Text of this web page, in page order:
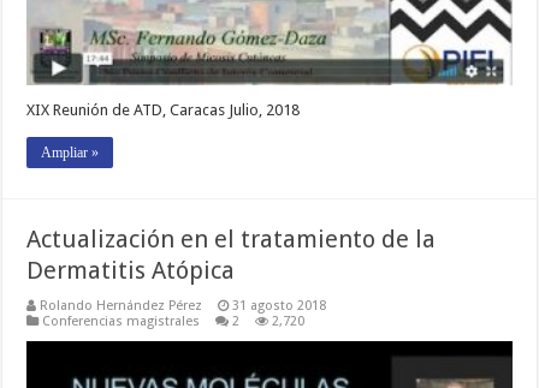
XIX Reunión de ATD, Caracas Julio, 2018
Ampliar »
Actualización en el tratamiento de la
Dermatitis Atópica
Rolando Hernández Pérez
31 agosto 2018
Conferencias magistrales
2 2,720